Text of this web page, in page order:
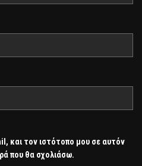
και τον ιστότοπο μου σε αυτόν
που θα σχολιάσω.